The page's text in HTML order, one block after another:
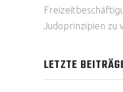
Judoprinzipien zu
LETZTE